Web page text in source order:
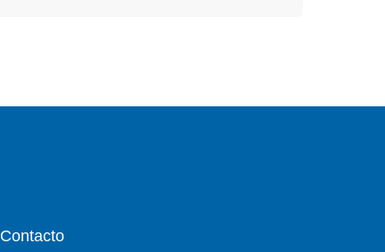
Contacto